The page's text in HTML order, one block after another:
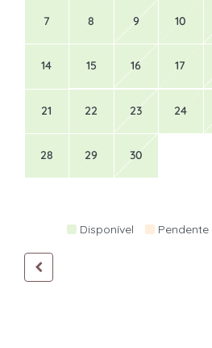
7 8 9 10
14 15 16 17
21 22 23 24
28 29 30
Disponível Pendente